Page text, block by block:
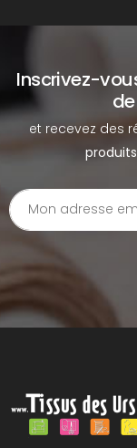
Inscrivez-
et recevez des